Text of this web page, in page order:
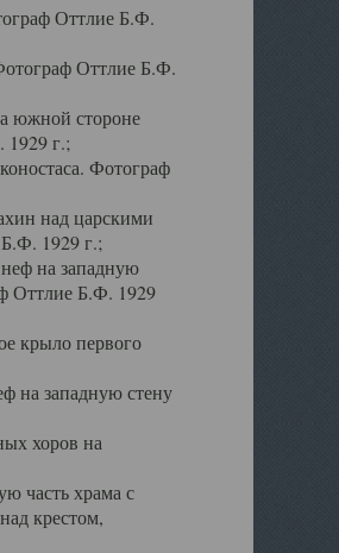
Оттлие Б.Ф.
Оттлие Б.Ф.
южной стороне
г.;
Фотограф
над царскими
1929 г.;
на западную
Оттлие Б.Ф. 1929
крыло первого
на западную стену
хоров на
часть храма с
крестом,